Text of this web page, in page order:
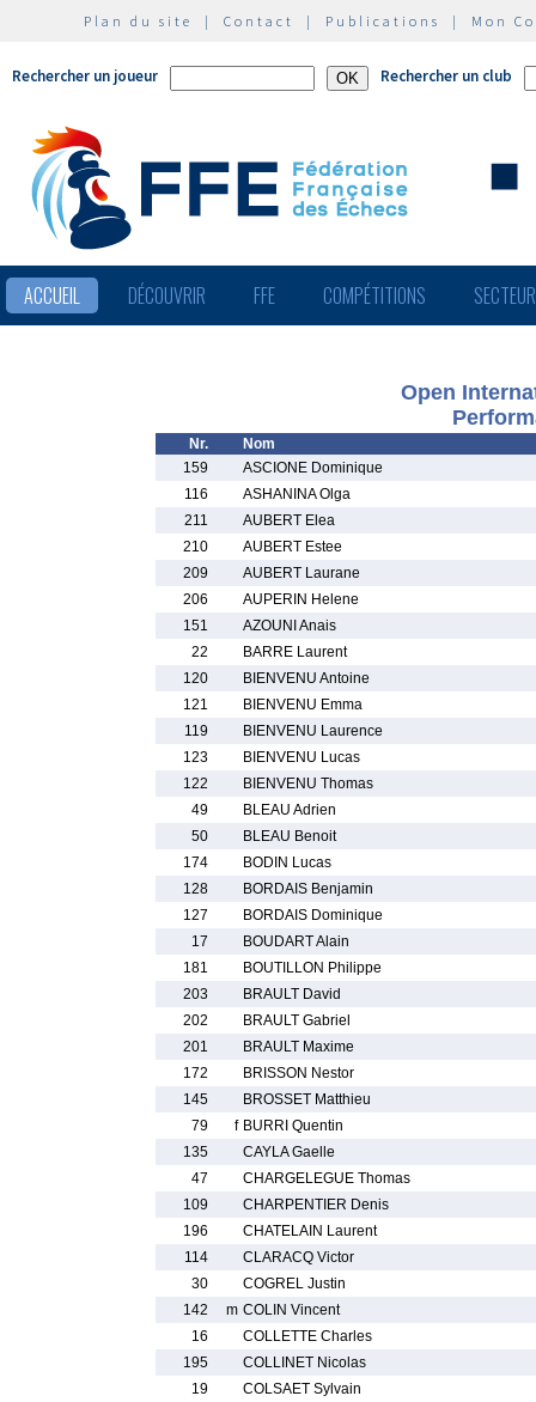
Plan du site | Contact | Publications | Mon
Rechercher un joueur Rechercher un club
ACCUEIL DÉCOUVRIR FFE COMPÉTITIONS
Open
Nr.
Nom
159
ASCIONE Dominique
116
ASHANINA Olga
211
AUBERT Elea
210
AUBERT Estee
209
AUBERT Laurane
206
AUPERIN Helene
151
AZOUNI Anais
22
BARRE Laurent
120
BIENVENU Antoine
121
BIENVENU Emma
119
BIENVENU Laurence
123
BIENVENU Lucas
122
BIENVENU Thomas
49
BLEAU Adrien
50
BLEAU Benoit
174
BODIN Lucas
128
BORDAIS Benjamin
127
BORDAIS Dominique
17
BOUDART Alain
181
BOUTILLON Philippe
203
BRAULT David
202
BRAULT Gabriel
201
BRAULT Maxime
172
BRISSON Nestor
145
BROSSET Matthieu
79
f BURRI Quentin
135
CAYLA Gaelle
47
CHARGELEGUE Thomas
109
CHARPENTIER Denis
196
CHATELAIN Laurent
114
CLARACQ Victor
30
COGREL Justin
142
m COLIN Vincent
16
COLLETTE Charles
195
COLLINET Nicolas
19
COLSAET Sylvain